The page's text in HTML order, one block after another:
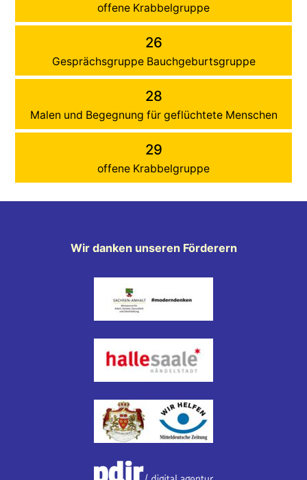
offene Krabbelgruppe
26
Gesprächsgruppe Bauchgeburtsgruppe
28
Malen und Begegnung für geflüchtete Menschen
29
offene Krabbelgruppe
Wir danken unseren Förderern